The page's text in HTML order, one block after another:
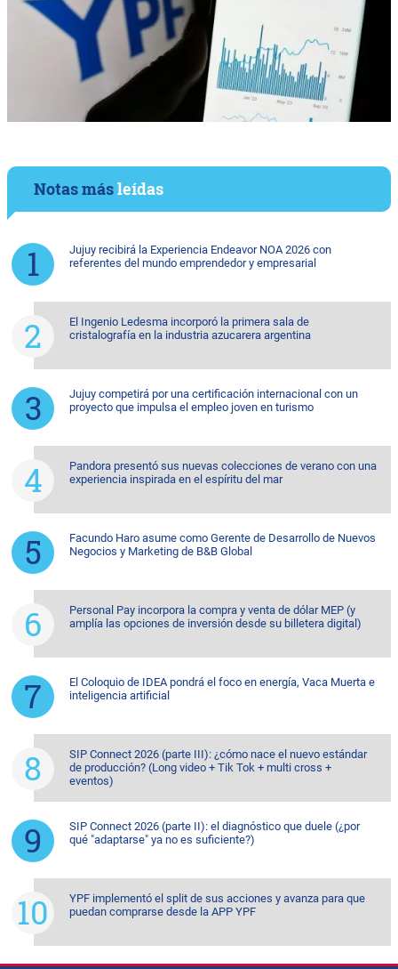
Notas másleídas
Jujuy recibirá la Experiencia Endeavor NOA 2026 con
referentes del mundo emprendedor y empresarial
El Ingenio Ledesma incorporó la primera sala de
cristalografía en la industria azucarera argentina
Jujuy competirá por una certificación internacional con un
proyecto que impulsa el empleo joven en turismo
Pandora presentó sus nuevas colecciones de verano con una
experiencia inspirada en el espíritu del mar
Facundo Haro asume como Gerente de Desarrollo de Nuevos
Negocios y Marketing de B&B Global
Personal Pay incorpora la compra y venta de dólar MEP (y
amplía las opciones de inversión desde su billetera digital)
El Coloquio de IDEA pondrá el foco en energía, Vaca Muerta e
inteligencia artificial
SIP Connect 2026 (parte III): ¿cómo nace el nuevo estándar
de producción? (Long video + Tik Tok + multi cross +
eventos)
SIP Connect 2026 (parte II): el diagnóstico que duele (¿por
qué "adaptarse" ya no es suficiente?)
YPF implementó el split de sus acciones y avanza para que
puedan comprarse desde la APP YPF